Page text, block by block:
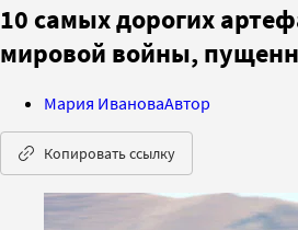
10 самых дорогих
мировой войны,
Мария ИвановаАвтор
Копировать ссылку